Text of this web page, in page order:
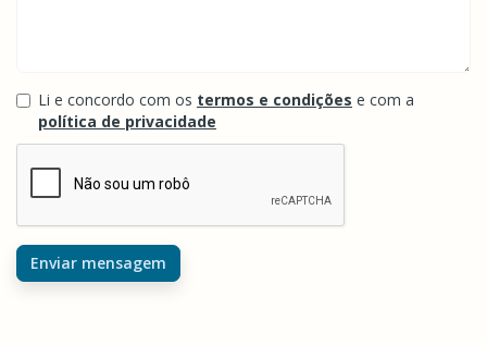
Li e concordo com os termos e condições e com a
política de privacidade
Enviar mensagem